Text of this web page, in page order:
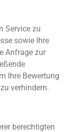
Service zu
sowie Ihre
Anfrage zur
Ihre Bewertung
verhindern.
berechtigten